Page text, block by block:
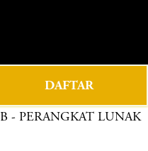
DAFTAR
- PERANGKAT LUNAK